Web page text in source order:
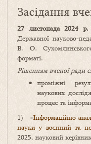
Засідання
27 листопада 2024 р.
Державної науково-
В. О.
форматі.
Рішенням вченої ради
проміжні
наукових
процес та
1) «Інформаційно-
науки у воєнний та
2025, науковий